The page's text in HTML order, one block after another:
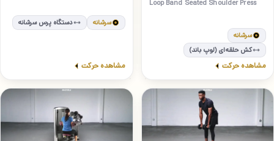
Loop Band Seated Shoulder Press
سرشانه
کش حلقه‌ای (لوپ باند)
مشاهده حرکت
سرشانه دستگاه پرس سرشانه
مشاهده حرکت